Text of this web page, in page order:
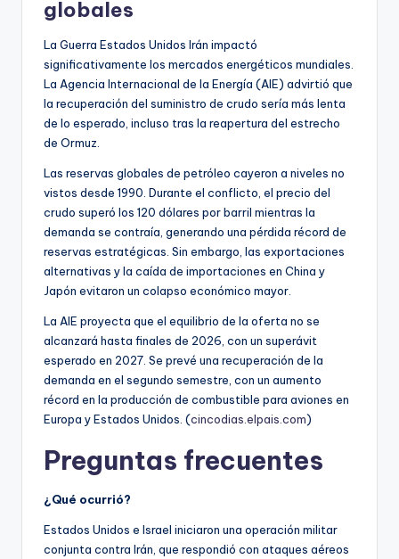
globales
La Guerra Estados Unidos Irán impactó
significativamente los mercados energéticos mundiales.
La Agencia Internacional de la Energía (AIE) advirtió que
la recuperación del suministro de crudo sería más lenta
de lo esperado, incluso tras la reapertura del estrecho
de Ormuz.
Las reservas globales de petróleo cayeron a niveles no
vistos desde 1990. Durante el conflicto, el precio del
crudo superó los 120 dólares por barril mientras la
demanda se contraía, generando una pérdida récord de
reservas estratégicas. Sin embargo, las exportaciones
alternativas y la caída de importaciones en China y
Japón evitaron un colapso económico mayor.
La AIE proyecta que el equilibrio de la oferta no se
alcanzará hasta finales de 2026, con un superávit
esperado en 2027. Se prevé una recuperación de la
demanda en el segundo semestre, con un aumento
récord en la producción de combustible para aviones en
Europa y Estados Unidos. (cincodias.elpais.com)
Preguntas frecuentes
¿Qué ocurrió?
Estados Unidos e Israel iniciaron una operación militar
conjunta contra Irán, que respondió con ataques aéreos